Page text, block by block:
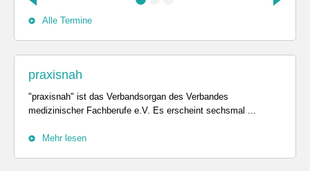
Alle Termine
praxisnah
"praxisnah" ist das Verbandsorgan des Verbandes
medizinischer Fachberufe e.V. Es erscheint sechsmal ...
Mehr lesen